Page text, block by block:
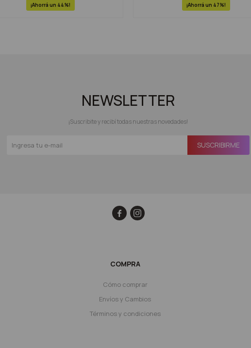
44 47
COMPRA
Cómo comprar
Envíos y Cambios
Términos y condiciones
NEWSLETTER
¡Suscribite y recibí todas nuestras novedades!
SUSCRIBIRME
 